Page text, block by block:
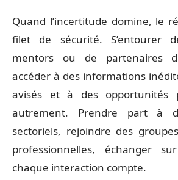
Quand l’incertitude domine, le
filet de sécurité. S’entourer
mentors ou de partenaires
accéder à des informations
avisés et à des opportunités
autrement. Prendre part à
sectoriels, rejoindre des
professionnelles, échanger
chaque interaction compte.